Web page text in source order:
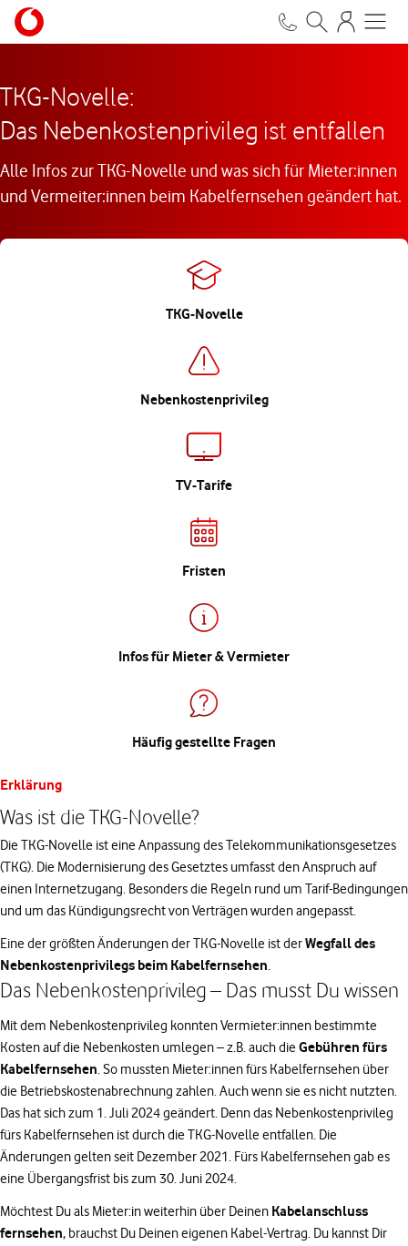
TKG-Novelle:
Das Nebenkostenprivileg ist entfallen
Alle Infos zur TKG-Novelle und was sich für Mieter:innen
und Vermeiter:innen beim Kabelfernsehen geändert hat.
TKG-Novelle
Nebenkostenprivileg
TV-Tarife
Fristen
Infos für Mieter & Vermieter
Häufig gestellte Fragen
Erklärung
Was ist die TKG-Novelle?
Die TKG-Novelle ist eine Anpassung des Telekommunikationsgesetzes
(TKG). Die Modernisierung des Gesetztes umfasst den Anspruch auf
einen Internetzugang. Besonders die Regeln rund um Tarif-Bedingungen
und um das Kündigungsrecht von Verträgen wurden angepasst.
Eine der größten Änderungen der TKG-Novelle ist derWegfall des
Nebenkostenprivilegs beim Kabelfernsehen.
Das Nebenkostenprivileg – Das musst Du wissen
Mit dem Nebenkostenprivileg konnten Vermieter:innen bestimmte
Kosten auf die Nebenkosten umlegen – z.B. auch dieGebühren fürs
Kabelfernsehen. So mussten Mieter:innen fürs Kabelfernsehen über
die Betriebskostenabrechnung zahlen. Auch wenn sie es nicht nutzten.
Das hat sich zum 1. Juli 2024 geändert. Denn das Nebenkostenprivileg
fürs Kabelfernsehen ist durch die TKG-Novelle entfallen. Die
Änderungen gelten seit Dezember 2021. Fürs Kabelfernsehen gab es
eine Übergangsfrist bis zum 30. Juni 2024.
Möchtest Du als Mieter:in weiterhin über Deinen Kabelanschluss
fernsehen, brauchst Du Deinen eigenen Kabel-Vertrag. Du kannst Dir